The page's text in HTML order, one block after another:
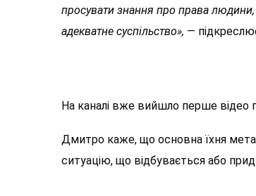
просувати знання про права
адекватне суспільство», —
На каналі вже вийшло перше відео
Дмитро каже, що основна їхня мета
ситуацію, що відбувається або